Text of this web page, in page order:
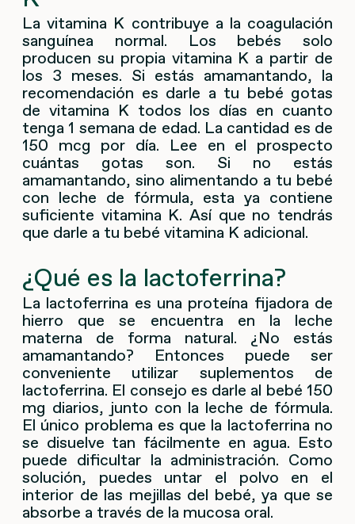
La vitamina K contribuye a la coagulación
sanguínea normal. Los bebés solo
producen su propia vitamina K a partir de
los 3 meses. Si estás amamantando, la
recomendación es darle a tu bebé gotas
de vitamina K todos los días en cuanto
tenga 1 semana de edad. La cantidad es de
150 mcg por día. Lee en el prospecto
cuántas gotas son. Si no estás
amamantando, sino alimentando a tu bebé
con leche de fórmula, esta ya contiene
suficiente vitamina K. Así que no tendrás
que darle a tu bebé vitamina K adicional.
¿Qué es la lactoferrina?
La lactoferrina es una proteína fijadora de
hierro que se encuentra en la leche
materna de forma natural. ¿No estás
amamantando? Entonces puede ser
conveniente utilizar suplementos de
lactoferrina. El consejo es darle al bebé 150
mg diarios, junto con la leche de fórmula.
El único problema es que la lactoferrina no
se disuelve tan fácilmente en agua. Esto
puede dificultar la administración. Como
solución, puedes untar el polvo en el
interior de las mejillas del bebé, ya que se
absorbe a través de la mucosa oral.